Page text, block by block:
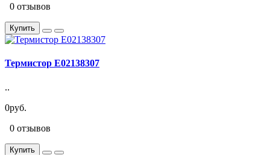
0 отзывов
Купить
Термистор E02138307
..
0руб.
0 отзывов
Купить